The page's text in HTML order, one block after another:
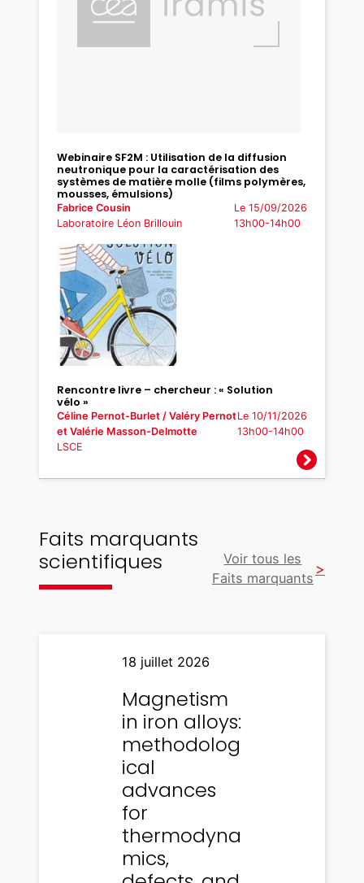
Webinaire SF2M : Utilisation de la diffusion
neutronique pour la caractérisation des
systèmes de matière molle (films polymères,
mousses, émulsions)
Fabrice Cousin
Laboratoire Léon Brillouin
Le 15/09/2026
13h00-14h00
Rencontre livre – chercheur : « Solution
vélo »
Céline Pernot-Burlet / Valéry Pernot
et Valérie Masson-Delmotte
LSCE
Le 10/11/2026
13h00-14h00
Faits marquants
scientifiques
Voir tous les
Faits marquants
18 juillet 2026
Magnetism
in iron alloys:
methodolog
ical
advances
for
thermodyna
mics,